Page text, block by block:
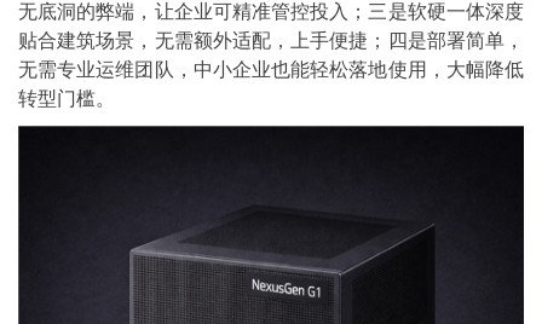
无底洞的弊端，让企业可精准管控投入；三是软硬一体深度
贴合建筑场景，无需额外适配，上手便捷；四是部署简单，
无需专业运维团队，中小企业也能轻松落地使用，大幅降低
转型门槛。